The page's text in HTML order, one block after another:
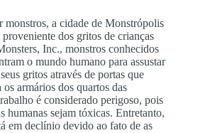
a cidade de Monstrópolis
dos gritos de crianças
Inc., monstros conhecidos
o mundo humano para assustar
gritos através de portas que
armários dos quartos das
é considerado perigoso, pois
humanas sejam tóxicas. Entretanto,
em declínio devido ao fato de as